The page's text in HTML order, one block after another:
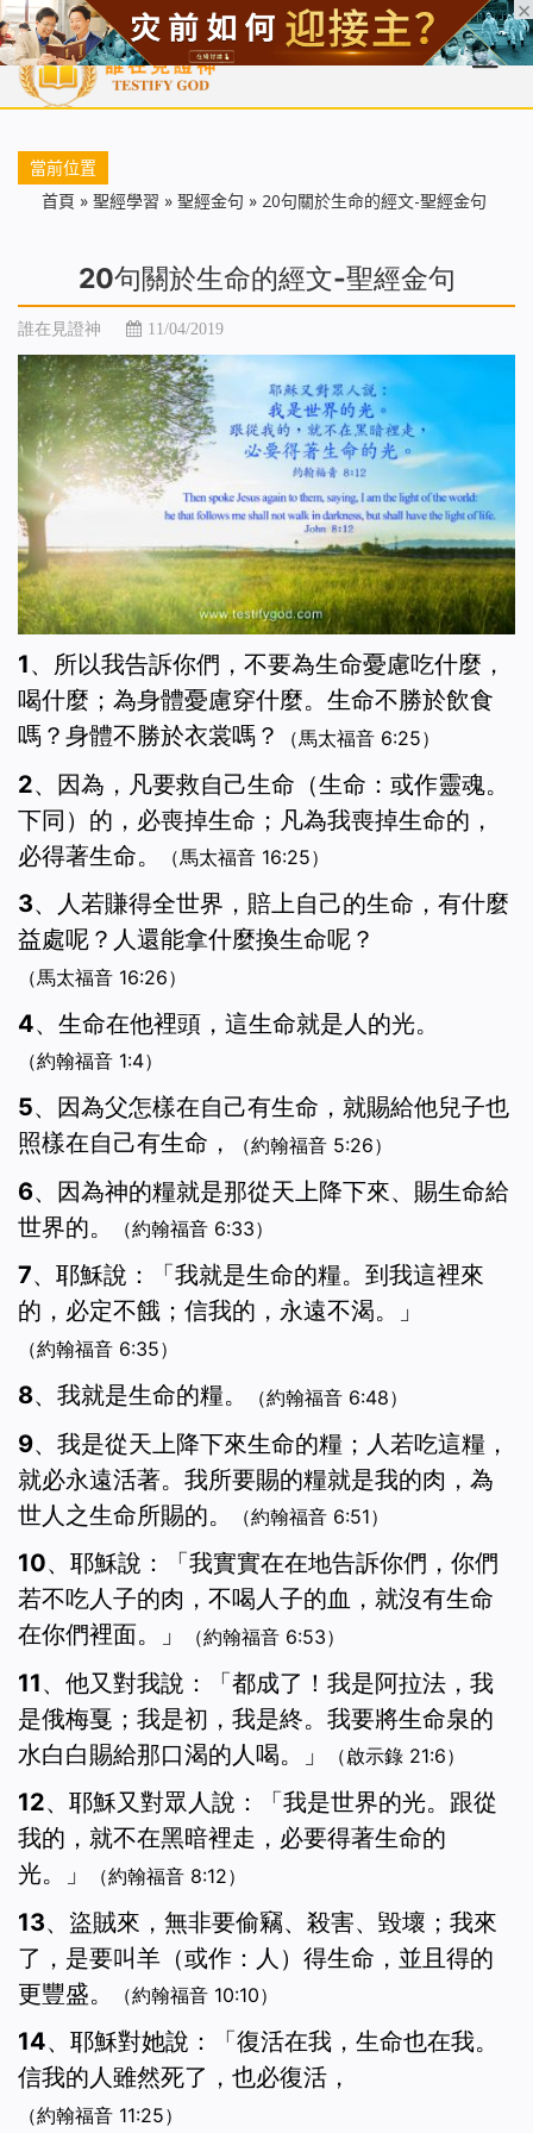
首頁 每日靈糧 天國福音 基督徒見證 信仰解答 聖經
當前位置
首頁 » 聖經學習 » 聖經金句 » 20句關於生命的經文-聖經金句
20句關於生命的經文-聖經金句
誰在見證神 11/04/2019
1、所以我告訴你們，不要為生命憂慮吃什麼，
喝什麼；為身體憂慮穿什麼。生命不勝於飲食
嗎？身體不勝於衣裳嗎？
（馬太福音 6:25）
2、因為，凡要救自己生命（生命：或作靈魂。
下同）的，必喪掉生命；凡為我喪掉生命的，
必得著生命。
（馬太福音 16:25）
3、人若賺得全世界，賠上自己的生命，有什麼
益處呢？人還能拿什麼換生命呢？
（馬太福音 16:26）
4、生命在他裡頭，這生命就是人的光。
（約翰福音 1:4）
5、因為父怎樣在自己有生命，就賜給他兒子也
照樣在自己有生命，
（約翰福音 5:26）
6、因為神的糧就是那從天上降下來、賜生命給
世界的。
（約翰福音 6:33）
7、耶穌說：「我就是生命的糧。到我這裡來
的，必定不餓；信我的，永遠不渴。」
（約翰福音 6:35）
8、我就是生命的糧。 （約翰福音 6:48）
9、我是從天上降下來生命的糧；人若吃這糧，
就必永遠活著。我所要賜的糧就是我的肉，為
世人之生命所賜的。
（約翰福音 6:51）
10、耶穌說：「我實實在在地告訴你們，你們
若不吃人子的肉，不喝人子的血，就沒有生命
在你們裡面。」
（約翰福音 6:53）
11、他又對我說：「都成了！我是阿拉法，我
是俄梅戛；我是初，我是終。我要將生命泉的
水白白賜給那口渴的人喝。」
（啟示錄 21:6）
12、耶穌又對眾人說：「我是世界的光。跟從
我的，就不在黑暗裡走，必要得著生命的
光。」
（約翰福音 8:12）
13、盜賊來，無非要偷竊、殺害、毀壞；我來
了，是要叫羊（或作：人）得生命，並且得的
更豐盛。
（約翰福音 10:10）
14、耶穌對她說：「復活在我，生命也在我。
信我的人雖然死了，也必復活，
（約翰福音 11:25）